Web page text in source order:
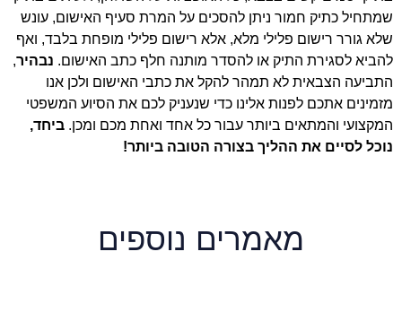
שמתחיל כתיק חמור ניתן להסכים על המרת סעיף האישום, עונש
שלא גורר רישום פלילי מלא, אלא רישום פלילי מופחת בלבד, ואף
להביא לסגירת התיק או להסדר מותנה חלף כתב האישום. נבהיר,
התביעה הצבאית לא תמהר להקל את כתבי האישום ולכן אנו
מזמינים אתכם לפנות אלינו כדי שנעניק לכם את הסיוע המשפטי
המקצועי והמתאים ביותר עבור כל אחד ואחת מכם ומכן. ביחד,
נוכל לסיים את ההליך בצורה הטובה ביותר!
מאמרים נוספים